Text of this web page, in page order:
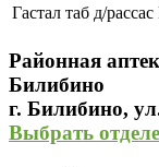
Гастал таб д/
Районная
Билибино
г. Билибино,
Выбрать